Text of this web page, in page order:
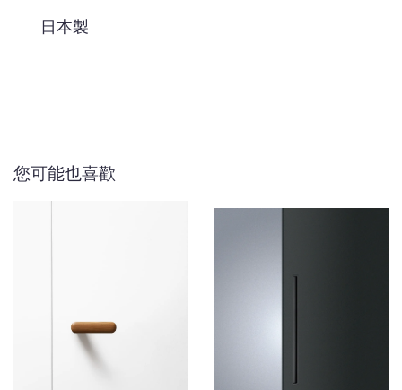
日本製
您可能也喜歡